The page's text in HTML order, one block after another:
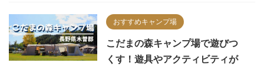
おすすめキャンプ場
こだまの森キャンプ場で遊びつ
くす！遊具やアクティビティが